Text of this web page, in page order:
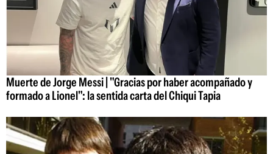
Muerte de Jorge Messi | "Gracias por haber acompañado y
formado a Lionel": la sentida carta del Chiqui Tapia